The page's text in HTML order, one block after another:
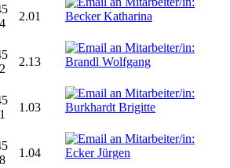
2.01
2.13
1.03
1.04